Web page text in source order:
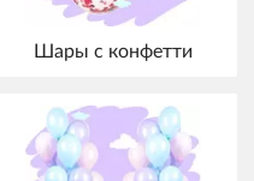
Шары с конфетти